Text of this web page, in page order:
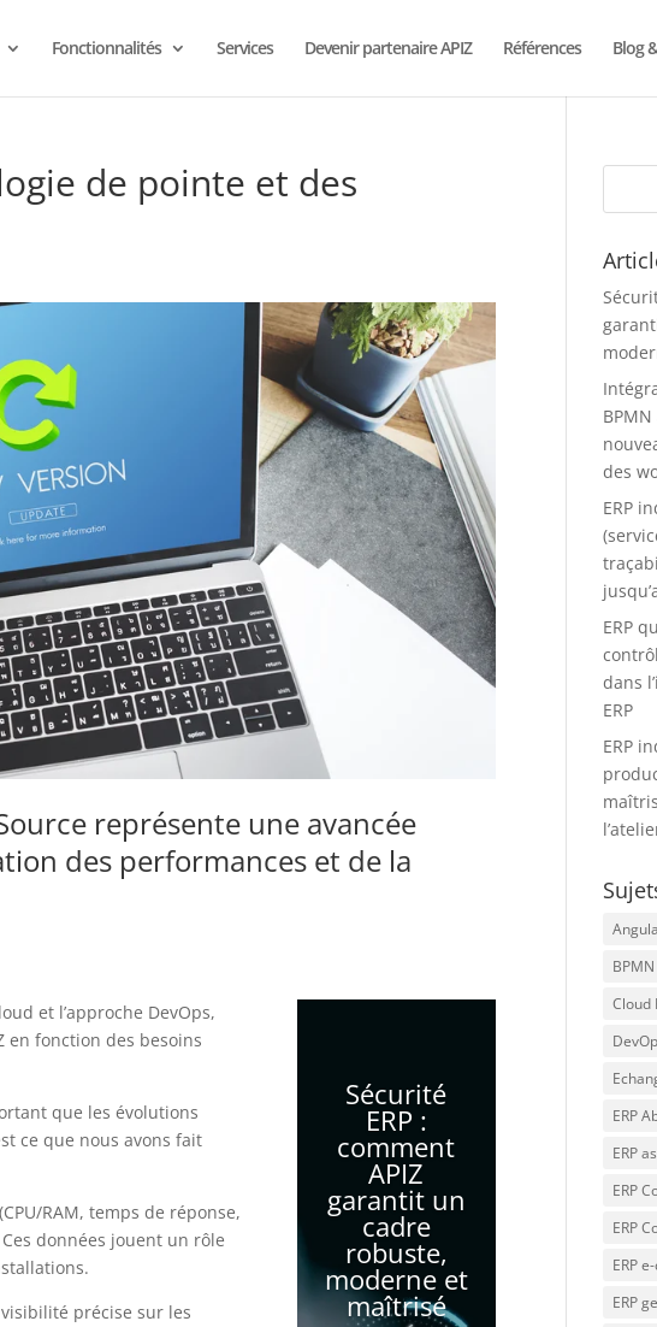
Fonctionnalités Services Devenir partenaire APIZ Références Blog
de pointe et des
représente une avancée
des performances et de la
et l’approche DevOps,
en fonction des besoins
que les évolutions
ce que nous avons fait
(CPU/RAM, temps de réponse,
Ces données jouent un rôle
précise sur les
Sécurité
ERP :
comment
APIZ
garantit un
cadre
robuste,
moderne et
maîtrisé
BPMN
des
ERP
ERP
dans
ERP
ERP
BPMN
Cloud
ERP
ERP
ERP
ERP
ERP
ERP